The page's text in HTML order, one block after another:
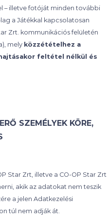
– illetve fotóját minden további
a Játékkal kapcsolatosan
Zrt. kommunikációs felületén
mely közzétételhez a
feltétel nélkül és
SZEMÉLYEK KÖRE,
Star Zrt, illetve a CO-OP Star Zrt
akik az adatokat nem teszik
a jelen Adatkezelési
túl nem adják át.